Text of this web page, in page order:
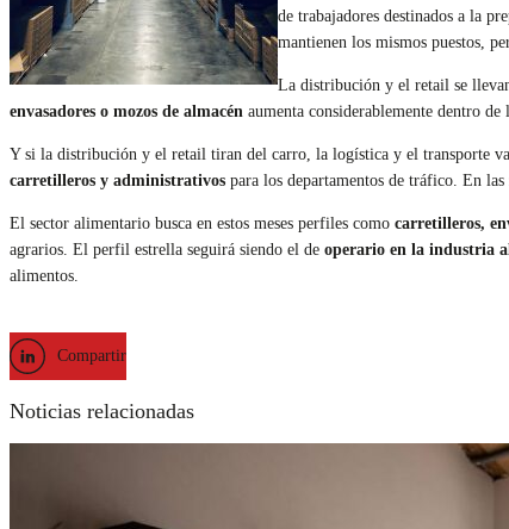
de trabajadores destinados a la
mantienen los mismos puestos,
La distribución y el retail se llevan
envasadores o mozos de almacén aumenta considerablemente dentro de
Y si la distribución y el retail tiran del carro, la logística y el transporte
carretilleros y administrativos para los departamentos de tráfico. En las
El sector alimentario busca en estos meses perfiles como carretilleros,
agrarios. El perfil estrella seguirá siendo el de operario en la industria
alimentos.
Compartir
Noticias relacionadas